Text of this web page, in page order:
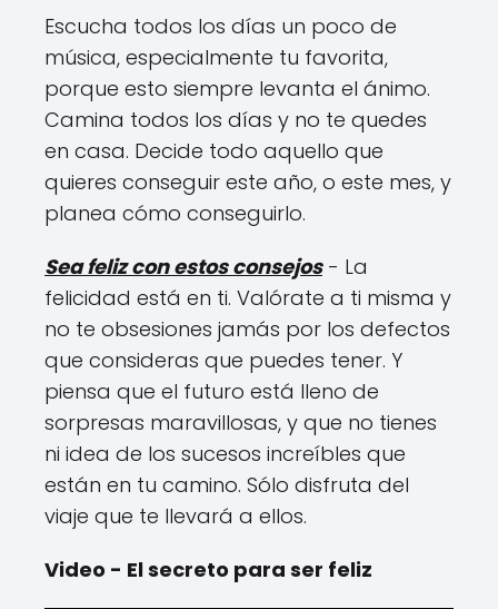
Escucha todos los días un poco de
música, especialmente tu favorita,
porque esto siempre levanta el ánimo.
Camina todos los días y no te quedes
en casa. Decide todo aquello que
quieres conseguir este año, o este mes, y
planea cómo conseguirlo.
Sea feliz con estos consejos- La
felicidad está en ti. Valórate a ti misma y
no te obsesiones jamás por los defectos
que consideras que puedes tener. Y
piensa que el futuro está lleno de
sorpresas maravillosas, y que no tienes
ni idea de los sucesos increíbles que
están en tu camino. Sólo disfruta del
viaje que te llevará a ellos.
Video - El secreto para ser feliz